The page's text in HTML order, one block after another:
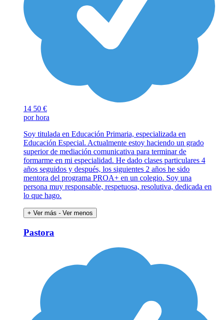
14 50 €
por hora
Soy titulada en Educación Primaria, especializada en
Educación Especial. Actualmente estoy haciendo un grado
superior de mediación comunicativa para terminar de
formarme en mi especialidad. He dado clases particulares 4
años seguidos y después, los siguientes 2 años he sido
mentora del programa PROA+ en un colegio. Soy una
persona muy responsable, respetuosa, resolutiva, dedicada en
lo que hago.
+ Ver más - Ver menos
Pastora